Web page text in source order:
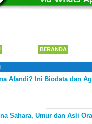
BERANDA
Afandi? Ini Biodata dan
Sahara, Umur dan Asli